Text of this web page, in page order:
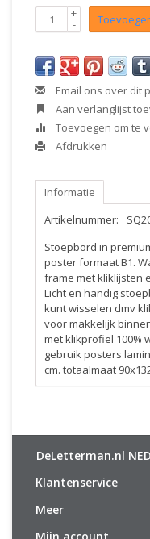
+
-
Email ons over dit
Aan verlanglijst
Toevoegen om te
Afdrukken
Informatie
Artikelnummer:
Stoepbord in
poster formaat B1.
frame met kliklijsten
Licht en handig
kunt wisselen dmv
voor makkelijk
met klikprofiel 100%
gebruik posters
cm. totaalmaat
DeLetterman.nl
Klantenservice
Meer